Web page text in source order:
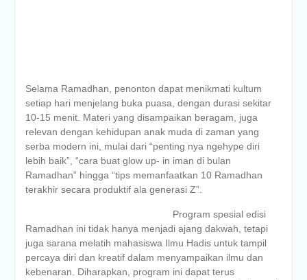
Selama Ramadhan, penonton dapat menikmati kultum
setiap hari menjelang buka puasa, dengan durasi sekitar
10-15 menit. Materi yang disampaikan beragam, juga
relevan dengan kehidupan anak muda di zaman yang
serba modern ini, mulai dari “penting nya ngehype diri
lebih baik”, “cara buat glow up- in iman di bulan
Ramadhan” hingga “tips memanfaatkan 10 Ramadhan
terakhir secara produktif ala generasi Z”.
Program spesial edisi
Ramadhan ini tidak hanya menjadi ajang dakwah, tetapi
juga sarana melatih mahasiswa Ilmu Hadis untuk tampil
percaya diri dan kreatif dalam menyampaikan ilmu dan
kebenaran. Diharapkan, program ini dapat terus